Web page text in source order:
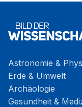
Astronomie &
Erde & Umwelt
Archäologie
Gesundheit &